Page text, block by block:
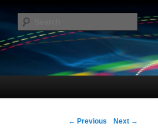
Sportschuhe online
Post navigation
← Previous Next →